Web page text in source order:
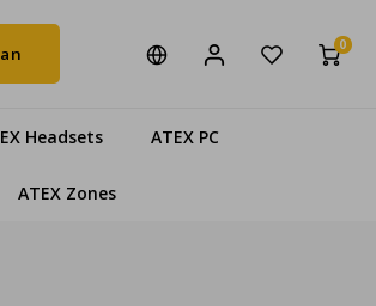
0
Headsets ATEX PC
ATEX Zones